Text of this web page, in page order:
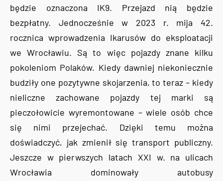
będzie oznaczona IK9. Przejazd nią będzie
bezpłatny. Jednocześnie w 2023 r. mija 42.
rocznica wprowadzenia Ikarusów do eksploatacji
we Wrocławiu. Są to więc pojazdy znane kilku
pokoleniom Polaków. Kiedy dawniej niekoniecznie
budziły one pozytywne skojarzenia, to teraz – kiedy
nieliczne zachowane pojazdy tej marki są
pieczołowicie wyremontowane – wiele osób chce
się nimi przejechać. Dzięki temu można
doświadczyć, jak zmienił się transport publiczny.
Jeszcze w pierwszych latach XXI w. na ulicach
Wrocławia dominowały autobusy